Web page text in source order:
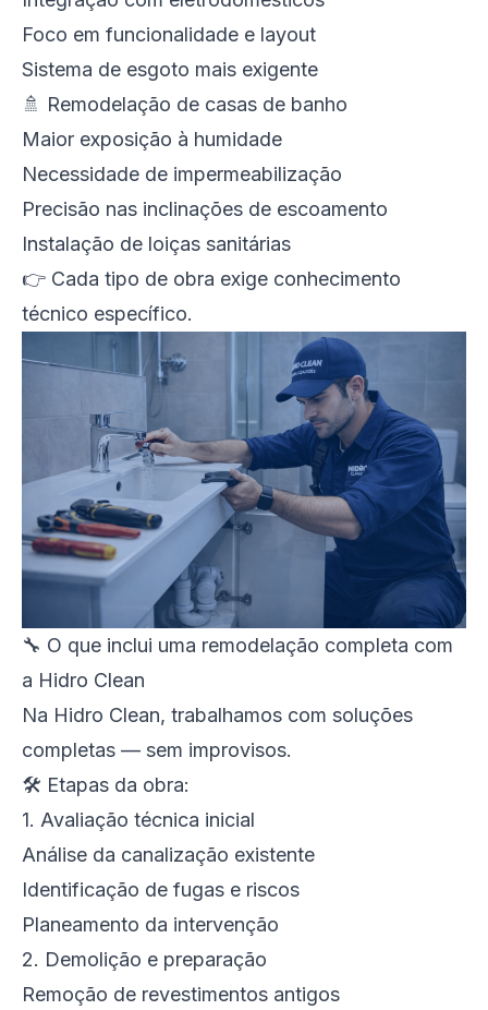
Foco em funcionalidade e layout
Sistema de esgoto mais exigente
🚿 Remodelação de casas de banho
Maior exposição à humidade
Necessidade de impermeabilização
Precisão nas inclinações de escoamento
Instalação de loiças sanitárias
👉 Cada tipo de obra exige conhecimento
técnico específico.
🔧 O que inclui uma remodelação completa com
a Hidro Clean
Na Hidro Clean, trabalhamos com soluções
completas — sem improvisos.
🛠️ Etapas da obra:
1. Avaliação técnica inicial
Análise da canalização existente
Identificação de fugas e riscos
Planeamento da intervenção
2. Demolição e preparação
Remoção de revestimentos antigos